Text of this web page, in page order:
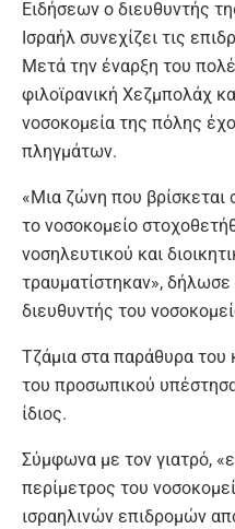
Ειδήσεων ο διευθυντής
Ισραήλ συνεχίζει τις
Μετά την έναρξη του
φιλοϊρανική Χεζμπολάχ
νοσοκομεία της πόλης
πληγμάτων.
«Μια ζώνη που
το νοσοκομείο
νοσηλευτικού και
τραυματίστηκαν», δήλωσε
διευθυντής του
Τζάμια στα παράθυρα του
του προσωπικού
ίδιος.
Σύμφωνα με τον γιατρό,
περίμετρος του
ισραηλινών επιδρομών